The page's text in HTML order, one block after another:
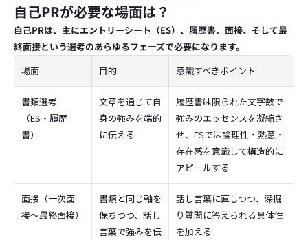
自己PRが必要な場面は？
自己PRは、主にエントリーシート（ES）、履歴書、面接、そして最
終面接という選考のあらゆるフェーズで必要になります。
場面
目的 意識すべきポイント
書類選考
（ES・履歴
書）
文章を通じて自
身の強みを端的
に伝える
履歴書は限られた文字数で
強みのエッセンスを凝縮さ
せ、ESでは論理性・熱意・
存在感を意識して構造的に
アピールする
面接（一次面
接〜最終面接）
書類と同じ軸を
保ちつつ、話し
言葉で強みを伝
話し言葉に直しつつ、深掘
り質問に答えられる具体性
を加える